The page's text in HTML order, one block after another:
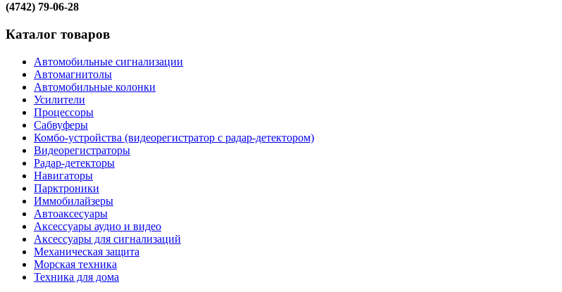
(4742) 79-06-28
Каталог товаров
Автомобильные сигнализации
Автомагнитолы
Автомобильные колонки
Усилители
Процессоры
Сабвуферы
Комбо-устройства (видеорегистратор с радар-детектором)
Видеорегистраторы
Радар-детекторы
Навигаторы
Парктроники
Иммобилайзеры
Автоаксесуары
Аксессуары аудио и видео
Аксессуары для сигнализаций
Механическая защита
Морская техника
Техника для дома